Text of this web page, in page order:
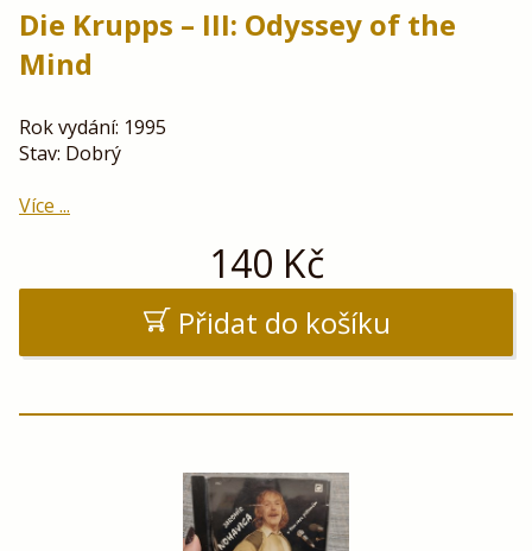
Die Krupps – III: Odyssey of the
Mind
Rok vydání: 1995
Stav: Dobrý
Více ...
140 Kč
Přidat do košíku